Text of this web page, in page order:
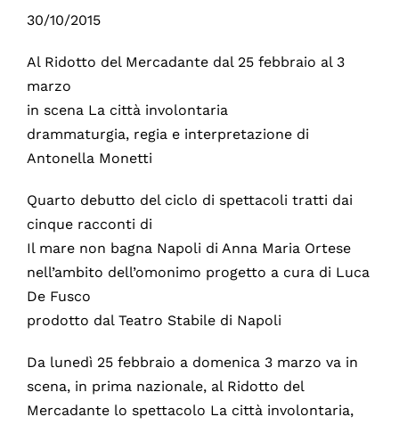
30/10/2015
Al Ridotto del Mercadante dal 25 febbraio al 3
marzo
in scena La città involontaria
drammaturgia, regia e interpretazione di
Antonella Monetti
Quarto debutto del ciclo di spettacoli tratti dai
cinque racconti di
Il mare non bagna Napoli di Anna Maria Ortese
nell’ambito dell’omonimo progetto a cura di Luca
De Fusco
prodotto dal Teatro Stabile di Napoli
Da lunedì 25 febbraio a domenica 3 marzo va in
scena, in prima nazionale, al Ridotto del
Mercadante lo spettacolo La città involontaria,